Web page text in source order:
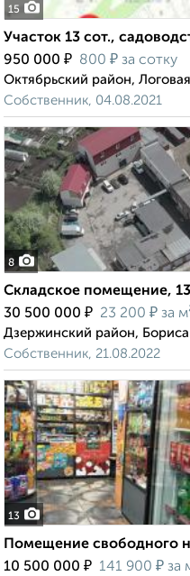
15
Участок 13 сот.,
950 000 ₽ 800 ₽ за сотку
Октябрьский район,
Собственник, 04.08.2021
8
Складское помещение,
30 500 000 ₽ 23 200 ₽ за
Дзержинский район, Бориса
Собственник, 21.08.2022
13
Помещение свободного
10 500 000 ₽ 141 900 ₽ за